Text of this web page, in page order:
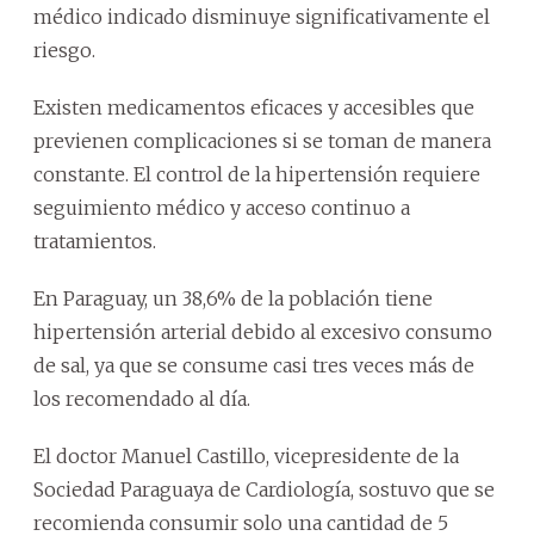
médico indicado disminuye significativamente el
riesgo.
Existen medicamentos eficaces y accesibles que
previenen complicaciones si se toman de manera
constante. El control de la hipertensión requiere
seguimiento médico y acceso continuo a
tratamientos.
En Paraguay, un 38,6% de la población tiene
hipertensión arterial debido al excesivo consumo
de sal, ya que se consume casi tres veces más de
los recomendado al día.
El doctor Manuel Castillo, vicepresidente de la
Sociedad Paraguaya de Cardiología, sostuvo que se
recomienda consumir solo una cantidad de 5